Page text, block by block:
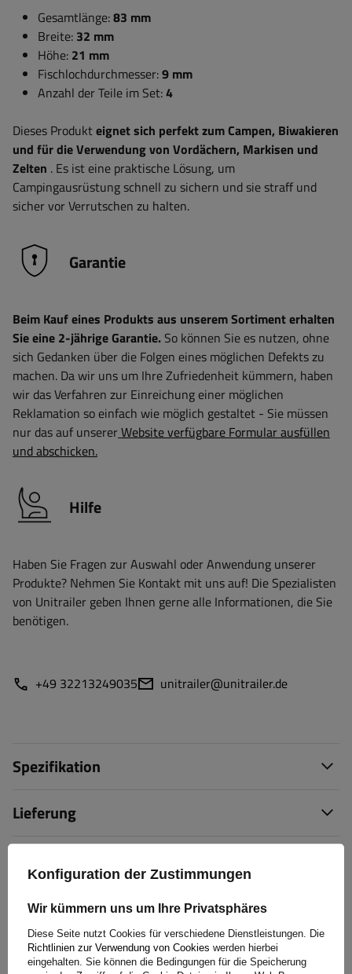
Gesamtlänge:83 mm
Breite: 32 mm
Höhe: 21 mm
Fischlochdurchmesser:9 mm
Anzahl der Teile im Set:4
Dieses Produkteignet sich perfekt zum Campen, Biwakieren
und für die Verwendung von Vordächern, Markisen und
Zelten . Es ist eine praktische Lösung, um
Campingausrüstung schnell zu sichern und sie straff und
sicher vor Verrutschen zu halten.
Garantie
Beim Kauf eines Produkts aus unserem Sortiment erhalten
Sie eine 2-jährige Garantie. So können Sie es nutzen, ohne
sich Gedanken über die Folgen eines möglichen Defekts zu
machen. Da wir uns um Ihre Zufriedenheit kümmern, haben
wir das Verfahren zur Einreichung einer möglichen
Reklamation so einfach wie möglich gestaltet - Sie müssen
nur das auf unsererWebsite verfügbare Formular ausfüllen
und abschicken.
Hilfe
Haben Sie Fragen zur Auswahl oder Anwendung unserer
Produkte? Nehmen Sie Kontakt mit uns auf! Die Spezialisten
von Unitrailer geben Ihnen gerne alle Informationen, die Sie
benötigen.
+49 32213249035 unitrailer@unitrailer.de
Spezifikation
Lieferung
Bewertungen (0)
Bewertung schreiben
Konfiguration der Zustimmungen
Wir kümmern uns um Ihre Privatsphäres
Diese Seite nutzt Cookies für verschiedene Dienstleistungen. Die
Richtlinien zur Verwendung von Cookies werden hierbei
eingehalten. Sie können die Bedingungen für die Speicherung